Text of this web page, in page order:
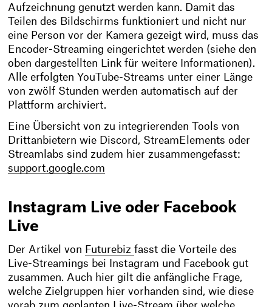
Aufzeichnung genutzt werden kann. Damit das
Teilen des Bildschirms funktioniert und nicht nur
eine Person vor der Kamera gezeigt wird, muss das
Encoder-Streaming eingerichtet werden (siehe den
oben dargestellten Link für weitere Informationen).
Alle erfolgten YouTube-Streams unter einer Länge
von zwölf Stunden werden automatisch auf der
Plattform archiviert.
Eine Übersicht von zu integrierenden Tools von
Drittanbietern wie Discord, StreamElements oder
Streamlabs sind zudem hier zusammengefasst:
support.google.com
Instagram Live oder Facebook
Live
Der Artikel von Futurebizfasst die Vorteile des
Live-Streamings bei Instagram und Facebook gut
zusammen. Auch hier gilt die anfängliche Frage,
welche Zielgruppen hier vorhanden sind, wie diese